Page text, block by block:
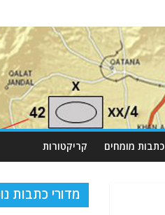
כתבות מומחים קריקטורות
מדורי כתבות